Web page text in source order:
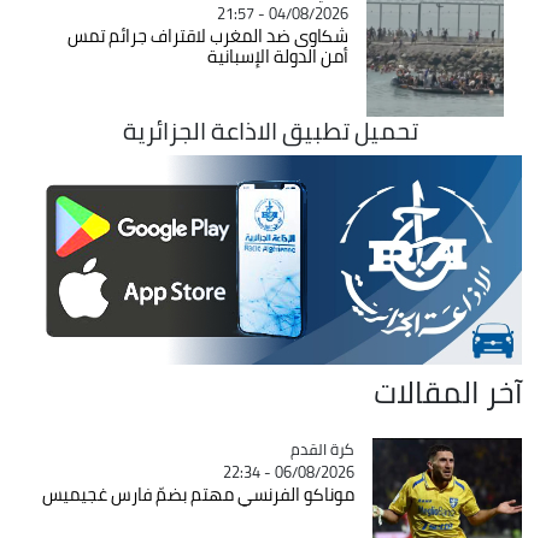
04/08/2026 - 21:57
شكاوى ضد المغرب لاقتراف جرائم تمس
أمن الدولة الإسبانية
تحميل تطبيق الاذاعة الجزائرية
آخر المقالات
Catégorie
كرة القدم
06/08/2026 - 22:34
موناكو الفرنسي مهتم بضمّ فارس غجيميس